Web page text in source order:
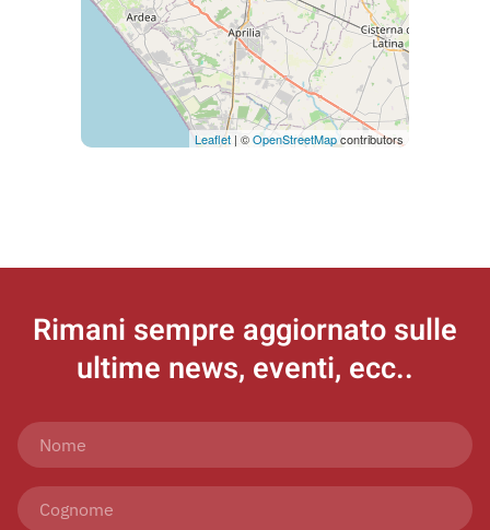
Leaflet | ©OpenStreetMapcontributors
Rimani sempre aggiornato sulle
ultime news, eventi, ecc..